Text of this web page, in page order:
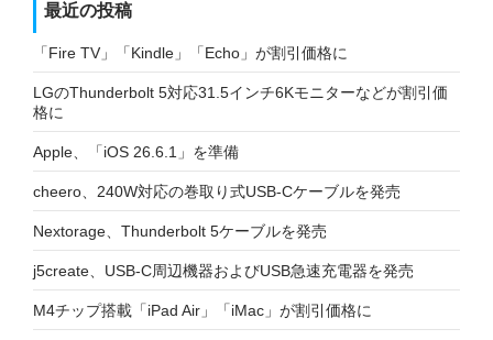
最近の投稿
「Fire TV」「Kindle」「Echo」が割引価格に
LGのThunderbolt 5対応31.5インチ6Kモニターなどが割引価
格に
Apple、「iOS 26.6.1」を準備
cheero、240W対応の巻取り式USB-Cケーブルを発売
Nextorage、Thunderbolt 5ケーブルを発売
j5create、USB-C周辺機器およびUSB急速充電器を発売
M4チップ搭載「iPad Air」「iMac」が割引価格に